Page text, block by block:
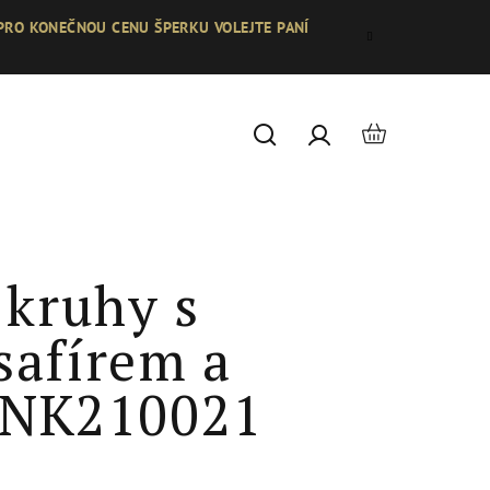
KONEČNOU CENU ŠPERKU VOLEJTE PANÍ
HledatPřihlášení
Nákupní
s
a